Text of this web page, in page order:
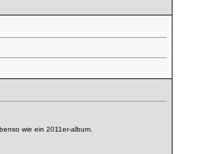
wie ein 2011er-album.